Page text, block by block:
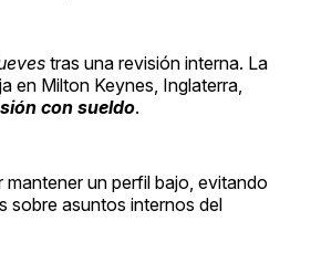
tras una revisión interna. La
en Milton Keynes, Inglaterra,
con sueldo.
mantener un perfil bajo, evitando
sobre asuntos internos del